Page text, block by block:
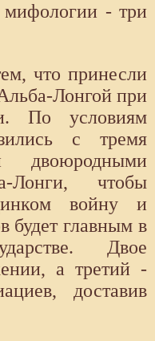
- три
что принесли
Лонгой при
По условиям
с тремя
двоюродными
Лонги, чтобы
войну и
будет главным в
Двое
а третий -
доставив